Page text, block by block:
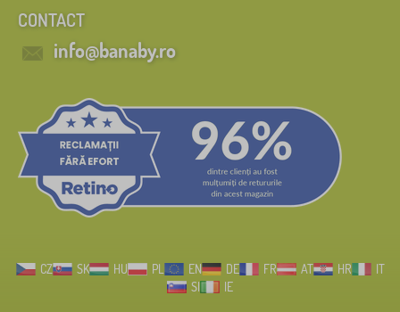
CONTACT
info@banaby.ro
CZ SK HU PL EN DE FR AT HR
IT
SI
IE